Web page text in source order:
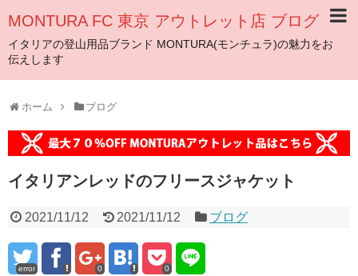
MONTURA FC 東京 アウトレット店 ブログ
イタリアの登山用品ブランド MONTURA(モンチュラ)の魅力をお
伝えします
ホーム ブログ
イタリアンレッドのフリースジャケット
2021/11/12 2021/11/12 ブログ
error 0 0